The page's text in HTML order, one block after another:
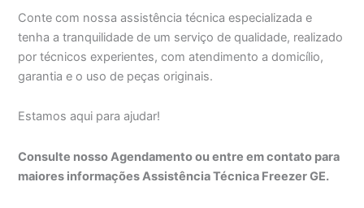
Conte com nossa assistência técnica especializada e
tenha a tranquilidade de um serviço de qualidade, realizado
por técnicos experientes, com atendimento a domicílio,
garantia e o uso de peças originais.
Estamos aqui para ajudar!
Consulte nosso Agendamento ou entre em contato para
maiores informações Assistência Técnica Freezer GE.